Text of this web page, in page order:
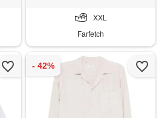
XXL
Farfetch